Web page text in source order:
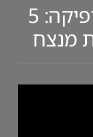
הפקת סרט אינפוגרפיקה: 5
מנצח